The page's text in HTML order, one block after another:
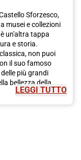
Sforzesco,
musei e collezioni
un'altra tappa
e storia.
non puoi
il suo famoso
più grandi
bellezza della
delle vie più
di
LEGGI TUTTO